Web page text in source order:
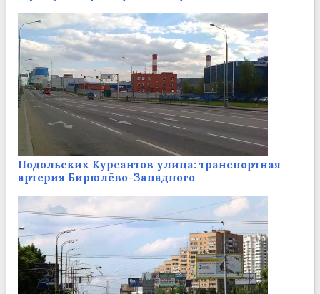
Подольских Курсантов улица: транспортная
артерия Бирюлёво-Западного